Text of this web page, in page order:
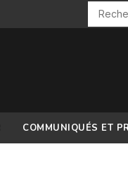
COMMUNIQUÉS ET